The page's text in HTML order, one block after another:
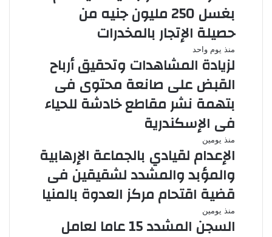
بغسل 250 مليون جنيه من
حصيلة الإتجار بالمخدرات
منذ يوم واحد
لزيادة المشاهدات وتحقيق أرباح
القبض على صانعة محتوى فى
بتهمة نشر مقاطع خادشة للحياء
فى الإسكندرية
منذ يومين
الإعدام لقيادي بالجماعة الإرهابية
والمؤبد والمشدد لشقيقين فى
قضية اقتحام مركز العدوة بالمنيا
منذ يومين
السجن المشدد 15 عاما لعامل